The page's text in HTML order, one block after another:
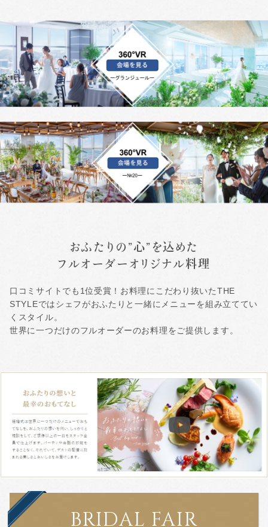
おふたりの”心”を込めた
フルオーダーオリジナル料理
口コミサイトでも1位受賞！お料理にこだわり抜いたTHE
STYLEではシェフがおふたりと一緒にメニューを組み立ててい
くスタイル。
世界に一つだけのフルオーダーのお料理をご提供します。
BRIDAL FAIR